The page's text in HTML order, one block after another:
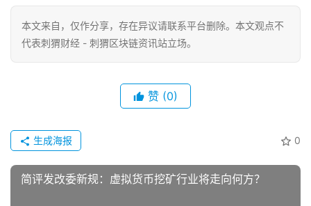
本文来自 ，仅作分享，存在异议请联系平台删除。本文观点不
代表刺猬财经 - 刺猬区块链资讯站立场。
赞 (0)
0
生成海报
简评发改委新规：虚拟货币挖矿行业将走向何方？